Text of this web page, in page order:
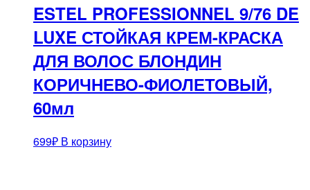
ESTEL PROFESSIONNEL 9/76 DE
LUXE СТОЙКАЯ КРЕМ-КРАСКА
ДЛЯ ВОЛОС БЛОНДИН
КОРИЧНЕВО-ФИОЛЕТОВЫЙ,
60мл
699₽ В корзину